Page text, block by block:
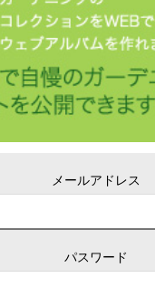
メールアドレス
パスワード